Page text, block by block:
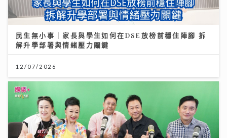
民生無小事｜家長與學生如何在DSE放榜前穩住陣腳 拆
解升學部署與情緒壓力關鍵
12/07/2026